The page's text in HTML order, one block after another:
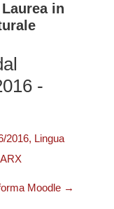
in
-
2016, Lingua
Moodle →